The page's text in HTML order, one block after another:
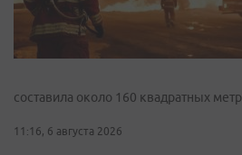
составила около 160 квадратных
11:16, 6 августа 2026